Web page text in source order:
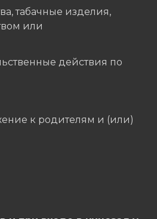
табачные изделия,
или
действия по
к родителям и (или)